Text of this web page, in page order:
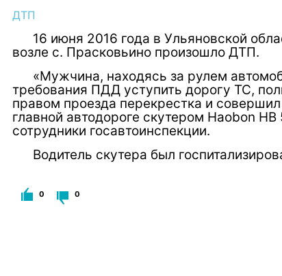
ДТП
16 июня 2016 года в Ульяновской
возле с. Прасковьино произошло ДТП.
«Мужчина, находясь за рулем
требования ПДД уступить дорогу ТС,
правом проезда перекрестка и
главной автодороге скутером Haobon
сотрудники госавтоинспекции.
Водитель скутера был
0 0